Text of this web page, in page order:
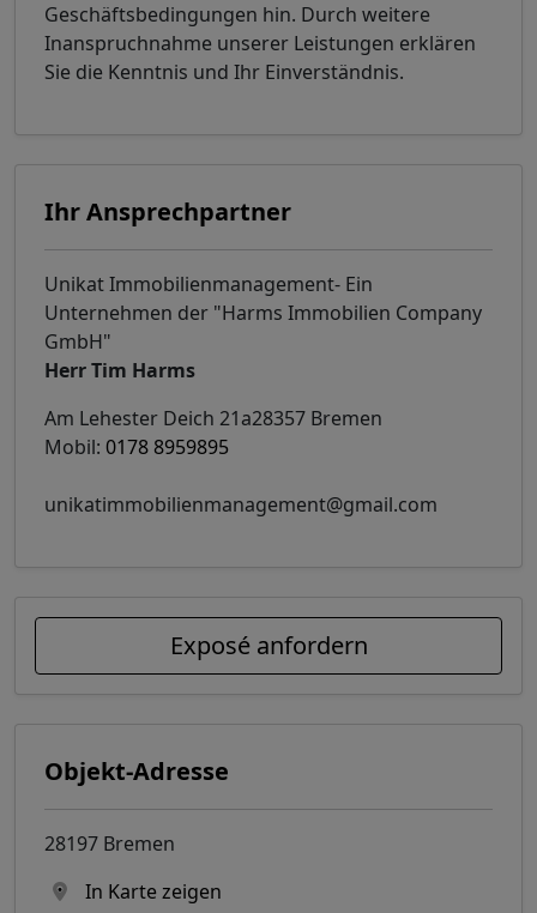
Geschäftsbedingungen hin. Durch weitere
Inanspruchnahme unserer Leistungen erklären
Sie die Kenntnis und Ihr Einverständnis.
Ihr Ansprechpartner
Unikat Immobilienmanagement- Ein
Unternehmen der "Harms Immobilien Company
GmbH"
Herr Tim Harms
Am Lehester Deich 21a28357 Bremen
Mobil: 0178 8959895
unikatimmobilienmanagement@gmail.com
Exposé anfordern
Objekt-Adresse
28197 Bremen
In Karte zeigen